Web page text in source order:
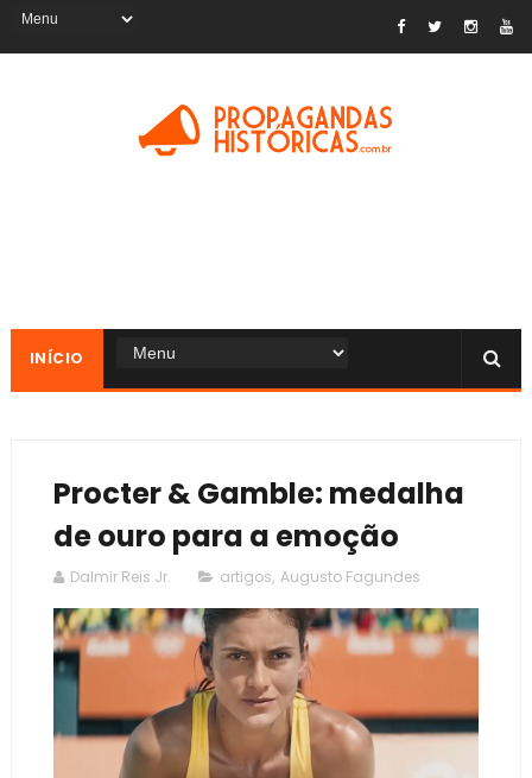
INÍCIO
Procter & Gamble: medalha
de ouro para a emoção
Dalmir Reis Jr. artigos, Augusto Fagundes